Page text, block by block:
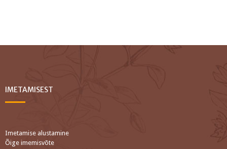
IMETAMISEST
Imetamise alustamine
Õige imemisvõte